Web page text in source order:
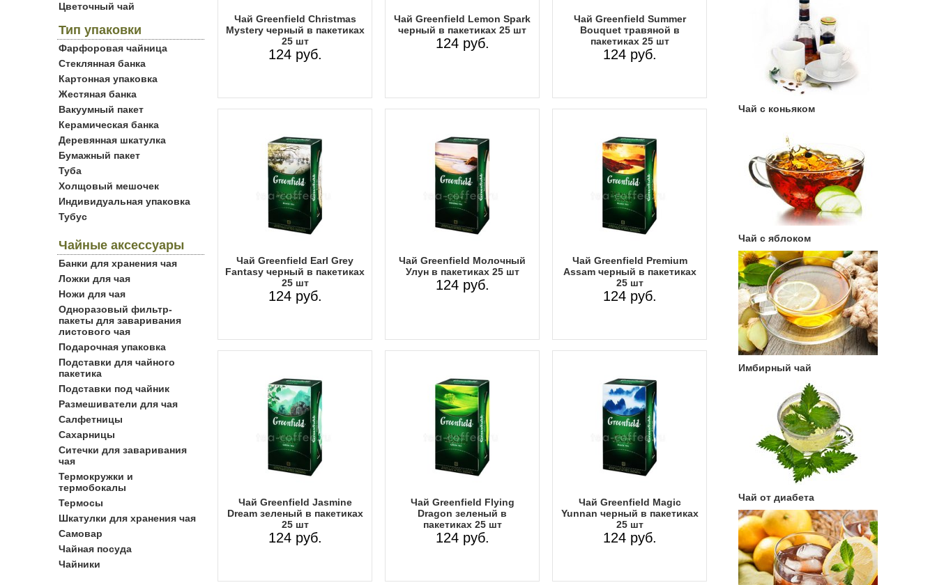
Цветочный чай
Тип упаковки
Фарфоровая чайница
Стеклянная банка
Картонная упаковка
Жестяная банка
Вакуумный пакет
Керамическая банка
Деревянная шкатулка
Бумажный пакет
Туба
Холщовый мешочек
Индивидуальная упаковка
Тубус
Чайные аксессуары
Банки для хранения чая
Ложки для чая
Ножи для чая
Одноразовый фильтр-
пакеты для заваривания
листового чая
Подарочная упаковка
Подставки для чайного
пакетика
Подставки под чайник
Размешиватели для чая
Салфетницы
Сахарницы
Ситечки для заваривания
чая
Термокружки и
термобокалы
Термосы
Шкатулки для хранения чая
Самовар
Чайная посуда
Чайники
Чай Greenfield Christmas
Mystery черный в пакетиках
25 шт
124 руб.
Чай Greenfield Lemon Spark
черный в пакетиках 25 шт
124 руб.
Чай Greenfield Summer
Bouquet травяной в
пакетиках 25 шт
124 руб.
Чай Greenfield Earl Grey
Fantasy черный в пакетиках
25 шт
124 руб.
Чай Greenfield Молочный
Улун в пакетиках 25 шт
124 руб.
Чай Greenfield Premium
Assam черный в пакетиках
25 шт
124 руб.
Чай Greenfield Jasmine
Dream зеленый в пакетиках
25 шт
124 руб.
Чай Greenfield Flying
Dragon зеленый в
пакетиках 25 шт
124 руб.
Чай Greenfield Magic
Yunnan черный в пакетиках
25 шт
124 руб.
Чай с коньяком
Чай с яблоком
Имбирный чай
Чай от диабета